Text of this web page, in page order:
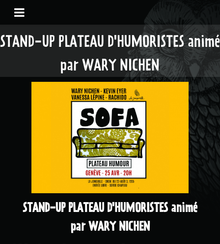
STAND-UP PLATEAU D'HUMORISTES animé
par WARY NICHEN
STAND-UP PLATEAU D'HUMORISTES animé
par WARY NICHEN